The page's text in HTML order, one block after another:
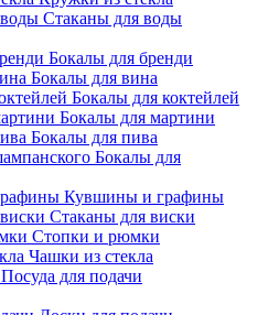
Стаканы для воды
Бокалы для бренди
Бокалы для вина
Бокалы для коктейлей
Бокалы для мартини
Бокалы для пива
Бокалы для
Кувшины и графины
Стаканы для виски
Стопки и рюмки
Чашки из стекла
Посуда для подачи